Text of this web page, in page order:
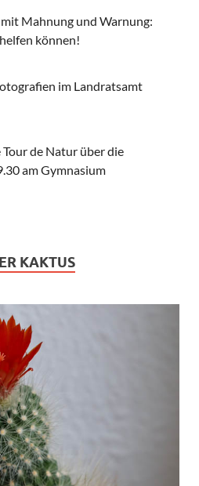
Mahnung und Warnung:
können!
im Landratsamt
de Natur über die
am Gymnasium
KAKTUS